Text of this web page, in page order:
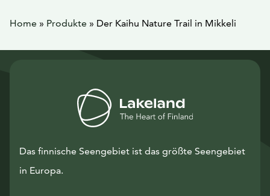
Home » Produkte » Der Kaihu Nature Trail in Mikkeli
Das finnische Seengebiet ist das größte Seengebiet
in Europa.